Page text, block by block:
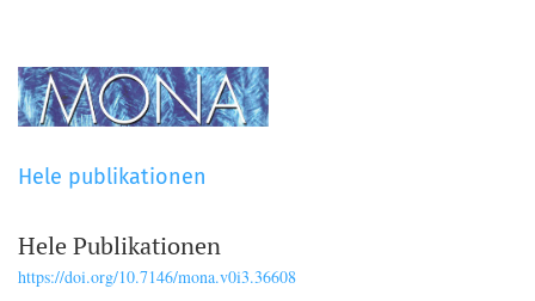
Hele publikationen
Hele Publikationen
https://doi.org/10.7146/mona.v0i3.36608